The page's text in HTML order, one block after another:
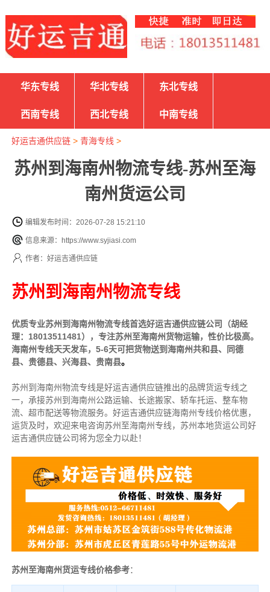
华东专线 华北专线 东北专线
西南专线 西北专线 中南专线
好运吉通供应链> 青海专线 >
苏州到海南州物流专线-苏州至海
南州货运公司
编辑发布时间：2026-07-28 15:21:10
信息来源：https://www.syjiasi.com
作者：好运吉通供应链
苏州到海南州物流专线
优质专业苏州到海南州物流专线首选好运吉通供应链公司（胡经
理：18013511481），专注苏州至海南州货物运输，性价比极高。
海南州专线天天发车，5-6天可把货物送到海南州共和县、同德
县、贵德县、兴海县、贵南县。
苏州到海南州物流专线是好运吉通供应链推出的品牌货运专线之
一， 承接苏州到海南州公路运输、长途搬家、轿车托运、整车物
流、超市配送等物流服务。 好运吉通供应链海南州专线价格优惠，
运货及时，欢迎来电咨询苏州至海南州专线，苏州本地货运公司好
运吉通供应链公司将为您全力以赴！
苏州至海南州货运专线价格参考：